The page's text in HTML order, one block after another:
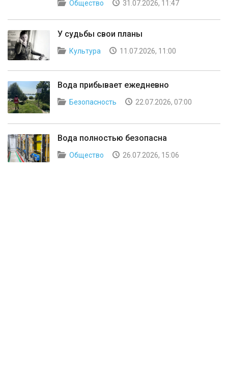
Общество 31.07.2026, 11:47
У судьбы свои планы
Культура 11.07.2026, 11:00
Вода прибывает ежедневно
Безопасность 22.07.2026, 07:00
Вода полностью безопасна
Общество 26.07.2026, 15:06